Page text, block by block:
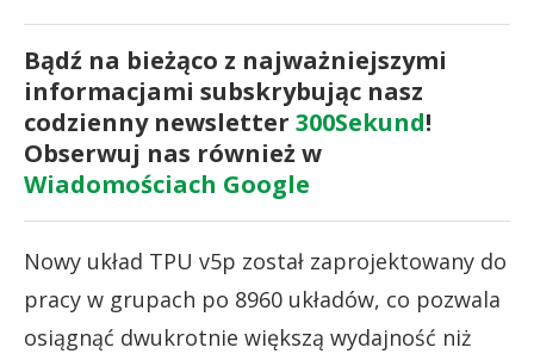
Bądź na bieżąco z najważniejszymi
informacjami subskrybując nasz
codzienny newsletter 300Sekund!
Obserwuj nas również w
Wiadomościach Google
Nowy układ TPU v5p został zaprojektowany do
pracy w grupach po 8960 układów, co pozwala
osiągnąć dwukrotnie większą wydajność niż